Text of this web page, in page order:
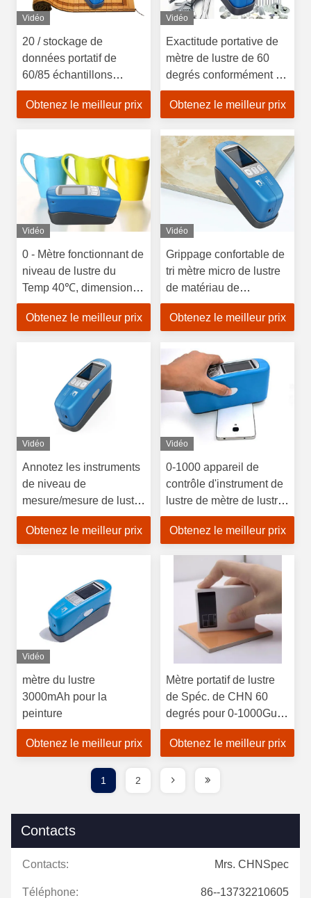
Vidéo
20 / stockage de
données portatif de
60/85 échantillons
d'essai du mètre 10000
de lustre d'angle d'essai
Obtenez le meilleur prix
Vidéo
Exactitude portative de
mètre de lustre de 60
degrés conformément à
la norme de JJG 696
Obtenez le meilleur prix
Vidéo
0 - Mètre fonctionnant de
niveau de lustre du
Temp 40℃, dimension
en pierre du mètre
165*51*77mm de lustre
Obtenez le meilleur prix
Vidéo
Grippage confortable de
tri mètre micro de lustre
de matériau de
construction sentant le
poids 400g
Obtenez le meilleur prix
Vidéo
Annotez les instruments
de niveau de
mesure/mesure de lustre
grande capacité de
batterie
Obtenez le meilleur prix
Vidéo
0-1000 appareil de
contrôle d'instrument de
lustre de mètre de lustre
de peinture de chaîne de
mesure 60 degrés
Obtenez le meilleur prix
Vidéo
mètre du lustre
3000mAh pour la
peinture
Obtenez le meilleur prix
Mètre portatif de lustre
de Spéc. de CHN 60
degrés pour 0-1000Gu
de tuile et de marbre
Obtenez le meilleur prix
1 2
Contacts
Contacts: Mrs. CHNSpec
Téléphone: 86--13732210605